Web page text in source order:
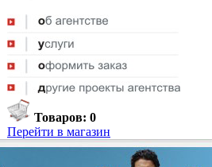
Товаров: 0
Перейти в магазин